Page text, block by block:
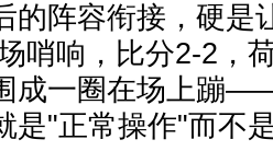
的阵容衔接，硬是
哨响，比分2-2，
成一圈在场上蹦
是"正常操作"而不